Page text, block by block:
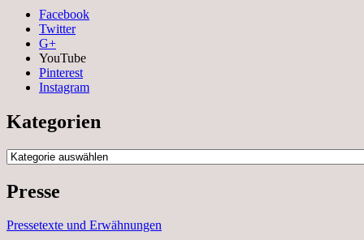
Facebook
Twitter
G+
YouTube
Pinterest
Instagram
Kategorien
Kategorien
Presse
Pressetexte und Erwähnungen